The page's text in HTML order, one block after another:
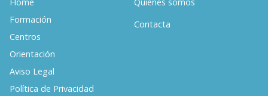
Formación
Centros
Orientación
Aviso Legal
Política de Privacidad
Contacta